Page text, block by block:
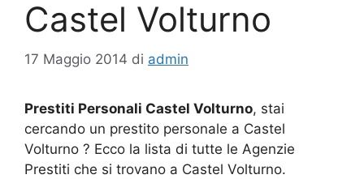
Castel Volturno
17 Maggio 2014 di admin
Prestiti Personali Castel Volturno, stai
cercando un prestito personale a Castel
Volturno ? Ecco la lista di tutte le Agenzie
Prestiti che si trovano a Castel Volturno.